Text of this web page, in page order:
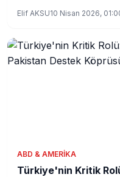
Elif AKSU10 Nisan 2026,
ABD & AMERIKA
Türkiye'nin Kritik